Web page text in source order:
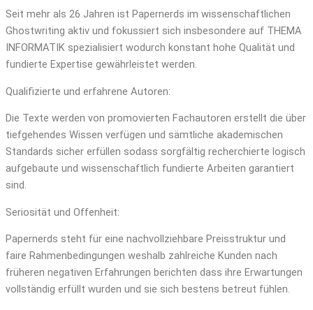
Seit mehr als 26 Jahren ist Papernerds im wissenschaftlichen
Ghostwriting aktiv und fokussiert sich insbesondere auf THEMA
INFORMATIK spezialisiert wodurch konstant hohe Qualität und
fundierte Expertise gewährleistet werden.
Qualifizierte und erfahrene Autoren:
Die Texte werden von promovierten Fachautoren erstellt die über
tiefgehendes Wissen verfügen und sämtliche akademischen
Standards sicher erfüllen sodass sorgfältig recherchierte logisch
aufgebaute und wissenschaftlich fundierte Arbeiten garantiert
sind.
Seriosität und Offenheit:
Papernerds steht für eine nachvollziehbare Preisstruktur und
faire Rahmenbedingungen weshalb zahlreiche Kunden nach
früheren negativen Erfahrungen berichten dass ihre Erwartungen
vollständig erfüllt wurden und sie sich bestens betreut fühlen.